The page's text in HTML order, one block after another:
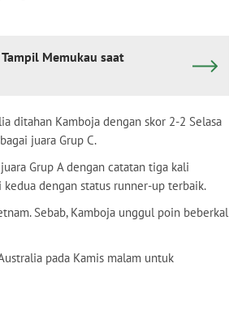
Memukau saat
ditahan Kamboja dengan skor 2-2 Selasa
juara Grup C.
Grup A dengan catatan tiga kali
dengan status runner-up terbaik.
Sebab, Kamboja unggul poin beberkal
pada Kamis malam untuk